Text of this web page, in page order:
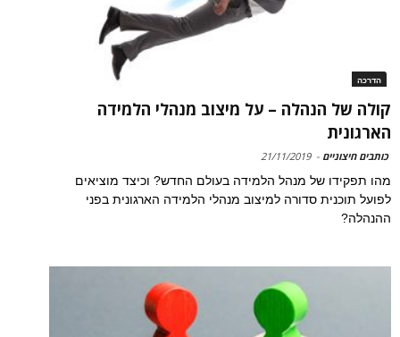
הדרכה
קולה של הנהלה – על מיצוב מנהלי הלמידה
הארגונית
כותבים חיצוניים -
21/11/2019
מהו תפקידו של מנהל הלמידה בעולם החדש? וכיצד מוציאים
לפועל תוכנית סדורה למיצוב מנהלי הלמידה הארגונית בפני
ההנהלה?